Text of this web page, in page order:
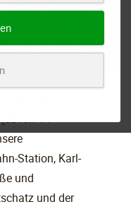
14
Station, Karl-
und
und der